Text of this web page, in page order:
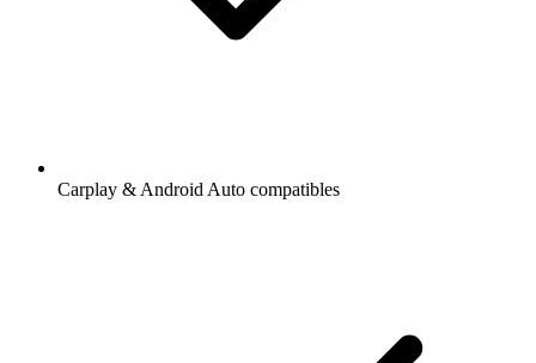
Carplay & Android Auto compatibles